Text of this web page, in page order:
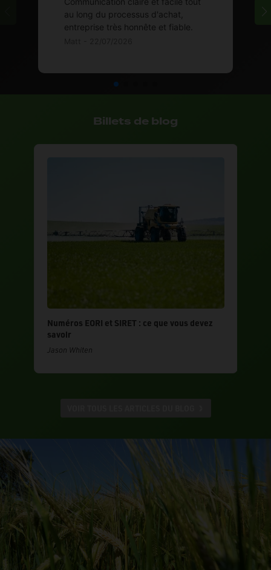
au long du processus d'achat,
entreprise très honnête et fiable.
Billets de blog
Numéros EORI et SIRET : ce que vous devez
savoir
Jason Whiten